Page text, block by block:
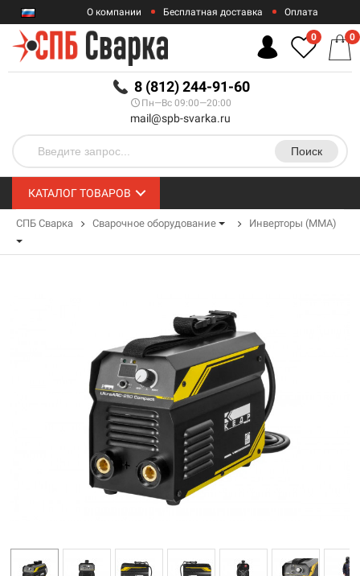
RUB
О компании Бесплатная доставка Оплата
Гарантии
8 (812) 244-91-60
Пн—Вс 09:00—20:00
mail@spb-svarka.ru
Поиск
0 0
КАТАЛОГ ТОВАРОВ
СПБ Сварка Сварочное оборудование Инверторы (MMA)